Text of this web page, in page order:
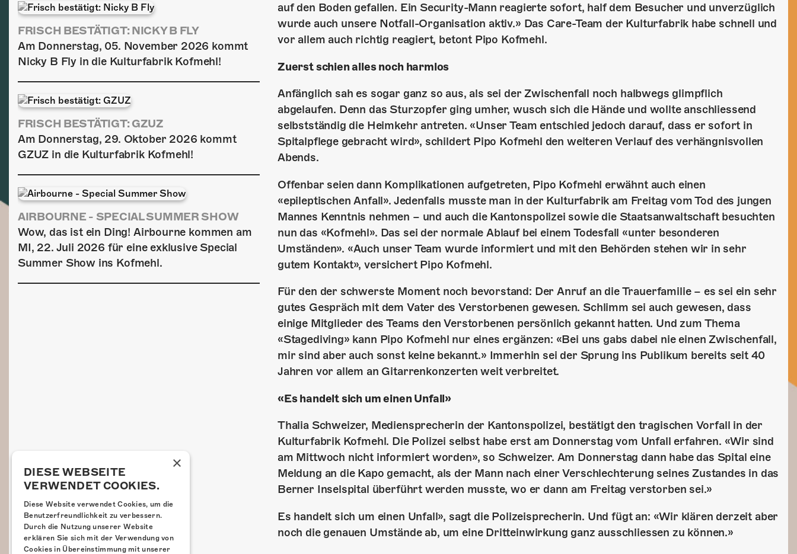
auf den Boden gefallen. Ein Security-Mann reagierte sofort, half dem Besucher und unverzüglich
wurde auch unsere Notfall-Organisation aktiv.» Das Care-Team der Kulturfabrik habe schnell und
vor allem auch richtig reagiert, betont Pipo Kofmehl.
Zuerst schien alles noch harmlos
Anfänglich sah es sogar ganz so aus, als sei der Zwischenfall noch halbwegs glimpflich
abgelaufen. Denn das Sturzopfer ging umher, wusch sich die Hände und wollte anschliessend
selbstständig die Heimkehr antreten. «Unser Team entschied jedoch darauf, dass er sofort in
Spitalpflege gebracht wird», schildert Pipo Kofmehl den weiteren Verlauf des verhängnisvollen
Abends.
Offenbar seien dann Komplikationen aufgetreten, Pipo Kofmehl erwähnt auch einen
«epileptischen Anfall». Jedenfalls musste man in der Kulturfabrik am Freitag vom Tod des jungen
Mannes Kenntnis nehmen – und auch die Kantonspolizei sowie die Staatsanwaltschaft besuchten
nun das «Kofmehl». Das sei der normale Ablauf bei einem Todesfall «unter besonderen
Umständen». «Auch unser Team wurde informiert und mit den Behörden stehen wir in sehr
gutem Kontakt», versichert Pipo Kofmehl.
Für den der schwerste Moment noch bevorstand: Der Anruf an die Trauerfamilie – es sei ein sehr
gutes Gespräch mit dem Vater des Verstorbenen gewesen. Schlimm sei auch gewesen, dass
einige Mitglieder des Teams den Verstorbenen persönlich gekannt hatten. Und zum Thema
«Stagediving» kann Pipo Kofmehl nur eines ergänzen: «Bei uns gabs dabei nie einen Zwischenfall,
mir sind aber auch sonst keine bekannt.» Immerhin sei der Sprung ins Publikum bereits seit 40
Jahren vor allem an Gitarrenkonzerten weit verbreitet.
«Es handelt sich um einen Unfall»
Thalia Schweizer, Mediensprecherin der Kantonspolizei, bestätigt den tragischen Vorfall in der
Kulturfabrik Kofmehl. Die Polizei selbst habe erst am Donnerstag vom Unfall erfahren. «Wir sind
am Mittwoch nicht informiert worden», so Schweizer. Am Donnerstag dann habe das Spital eine
Meldung an die Kapo gemacht, als der Mann nach einer Verschlechterung seines Zustandes in das
Berner Inselspital überführt werden musste, wo er dann am Freitag verstorben sei.»
Es handelt sich um einen Unfall», sagt die Polizeisprecherin. Und fügt an: «Wir klären derzeit aber
noch die genauen Umstände ab, um eine Dritteinwirkung ganz ausschliessen zu können.»
FRISCH BESTÄTIGT: NICKY B FLY
Am Donnerstag, 05. November 2026 kommt
Nicky B Fly in die Kulturfabrik Kofmehl!
FRISCH BESTÄTIGT: GZUZ
Am Donnerstag, 29. Oktober 2026 kommt
GZUZ in die Kulturfabrik Kofmehl!
AIRBOURNE - SPECIAL SUMMER SHOW
Wow, das ist ein Ding! Airbourne kommen am
MI, 22. Juli 2026 für eine exklusive Special
Summer Show ins Kofmehl.
×
DIESE WEBSEITE
VERWENDET COOKIES.
Diese Website verwendet Cookies, um die
Benutzerfreundlichkeit zu verbessern.
Durch die Nutzung unserer Website
erklären Sie sich mit der Verwendung von
Cookies in Übereinstimmung mit unserer